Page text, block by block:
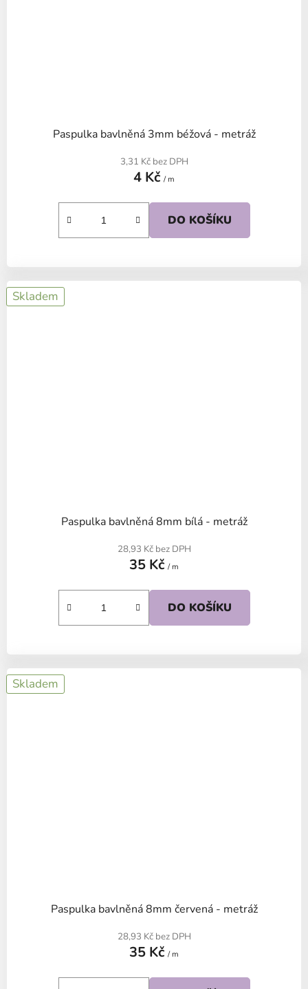
Paspulka bavlněná 3mm béžová - metráž
3,31 Kč bez DPH
4 Kč / m
DO KOŠÍKU
Skladem
Paspulka bavlněná 8mm bílá - metráž
28,93 Kč bez DPH
35 Kč / m
DO KOŠÍKU
Skladem
Paspulka bavlněná 8mm červená - metráž
28,93 Kč bez DPH
35 Kč / m